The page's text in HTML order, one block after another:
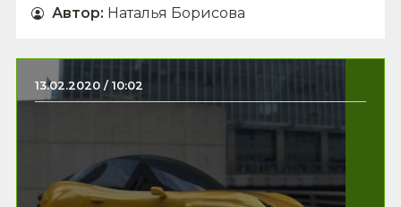
Автор: Наталья Борисова
13.02.2020 / 10:02